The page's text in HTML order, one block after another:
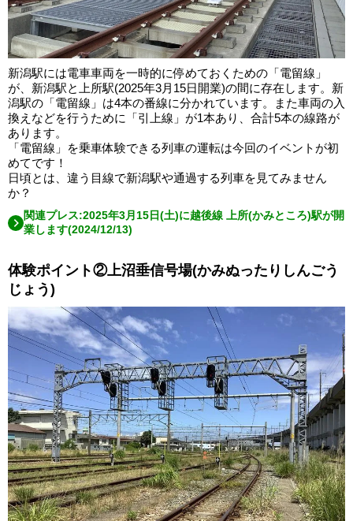
新潟駅には電車車両を一時的に停めておくための「電留線」
が、新潟駅と上所駅(2025年3月15日開業)の間に存在します。新
潟駅の「電留線」は4本の番線に分かれています。また車両の入
換えなどを行うために「引上線」が1本あり、合計5本の線路が
あります。
「電留線」を乗車体験できる列車の運転は今回のイベントが初
めてです！
日頃とは、違う目線で新潟駅や通過する列車を見てみません
か？
関連プレス:2025年3月15日(土)に越後線 上所(かみところ)駅が開
業します(2024/12/13)
体験ポイント②上沼垂信号場(かみぬったりしんごう
じょう)